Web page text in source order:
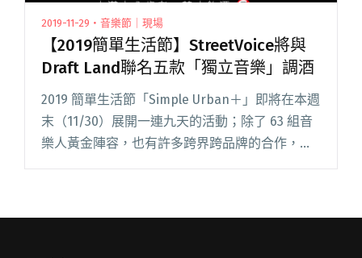
2019-11-29・音樂節｜現場
【2019簡單生活節】StreetVoice將與
Draft Land聯名五款「獨立音樂」調酒
2019 簡單生活節「Simple Urban＋」即將在本週
末（11/30）展開一連九天的活動；除了 63 組音
樂人黃金陣容，也有許多跨界跨品牌的合作，譬
如「禾餘麥酒」與「詹記麻辣火鍋」將在現場推